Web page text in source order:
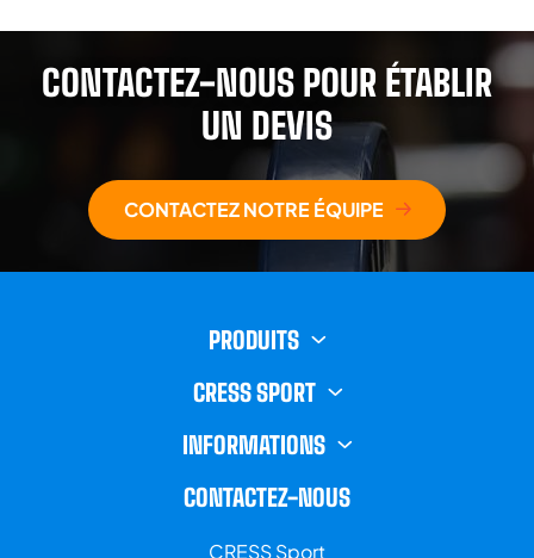
CONTACTEZ-NOUS POUR ÉTABLIR
UN DEVIS
CONTACTEZ NOTRE ÉQUIPE
PRODUITS
CRESS SPORT
INFORMATIONS
CONTACTEZ-NOUS
CRESS Sport